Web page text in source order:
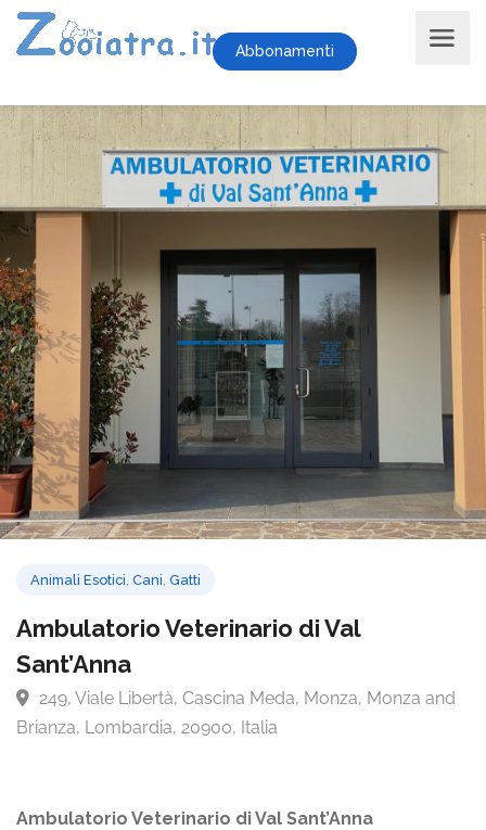
Abbonamenti
Animali Esotici,Cani,Gatti
Ambulatorio Veterinario di Val
Sant’Anna
Ambulatorio Veterinario di Val Sant’Anna